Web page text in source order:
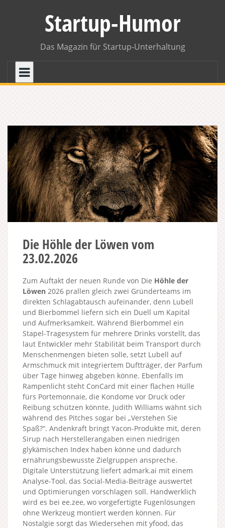
Startup-Humor
Das Magazin für Startup-Unterhaltung
Die Höhle der Löwen vom
23.02.2026
Zum Auftakt der neuen Runde von Die Höhle der
Löwen 2026 prallen gleich zwei Gründerteams im
direkten Schlagabtausch aufeinander, denn Lubell
und Bierbommel liefern sich ein Duell um Kapital
und Aufmerksamkeit. Während Bierbommel ein
Stapel-Tragesystem für mehrere Drinks vorstellt, das
laut Entwickler mehr Stabilität beim Transport durch
Menschenmengen bieten solle, setzt Lubell auf
Armschmuck mit integriertem Duftträger, der Parfum
über Tage hinweg abgeben könne. Ebenfalls im
Rampenlicht steht ConCard mit einer flachen Hülle
fürs Portemonnaie, die Kondome vor Druck oder
Reibung schützen könnte. Judith Williams wähnt sich
während des Pitches sogar bei „Verstehen Sie
Spaß?“. Andenkraft bringt Yacon-Produkte mit, deren
Sirup nach Herstellerangaben einen niedrigen
glykämischen Index haben könne und dadurch
ernährungsbewusste Zielgruppen anspreche.
Digitale Unterstützung liefert admark.ai mit einem
Analyse-Tool, das Social-Media-Beiträge auswertet
und Optimierungen vorschlagen soll. Handwerklich
wird es bei ee.zee, wo vorgefertigte Fugenlösungen
ohne Werkzeug montiert werden können. Für
Nostalgie sorgt das Wiedersehen mit yfood, das